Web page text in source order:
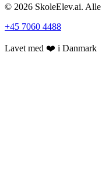
© 2026 SkoleElev.ai. Alle
+45 7060 4488
Lavet med ❤️ i Danmark